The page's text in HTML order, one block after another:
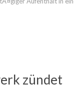
zündet